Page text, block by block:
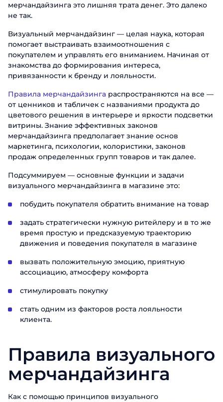
мерчандайзинга это лишняя трата денег. Это далеко
не так.
Визуальный мерчандайзинг — целая наука, которая
помогает выстраивать взаимоотношения с
покупателем и управлять его вниманием. Начиная от
знакомства до формирования интереса,
привязанности к бренду и лояльности.
Правила мерчандайзинга распространяются на все —
от ценников и табличек с названиями продукта до
цветового решения в интерьере и яркости подсветки
витрины. Знание эффективных законов
мерчандайзинга предполагает знание основ
маркетинга, психологии, колористики, законов
продаж определенных групп товаров и так далее.
Подсуммируем — основные функции и задачи
визуального мерчандайзинга в магазине это:
побудить покупателя обратить внимание на товар
задать стратегически нужную ритейлеру и в то же
время простую и предсказуемую траекторию
движения и поведения покупателя в магазине
вызвать положительную эмоцию, приятную
ассоциацию, атмосферу комфорта
стимулировать покупку
стать одним из факторов роста лояльности
клиента.
Правила визуального
мерчандайзинга
Как с помощью принципов визуального